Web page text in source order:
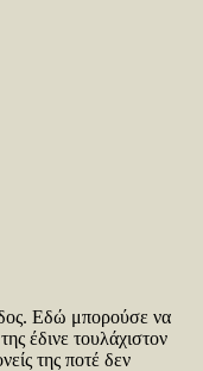
Εδώ μπορούσε να
έδινε τουλάχιστον
της ποτέ δεν